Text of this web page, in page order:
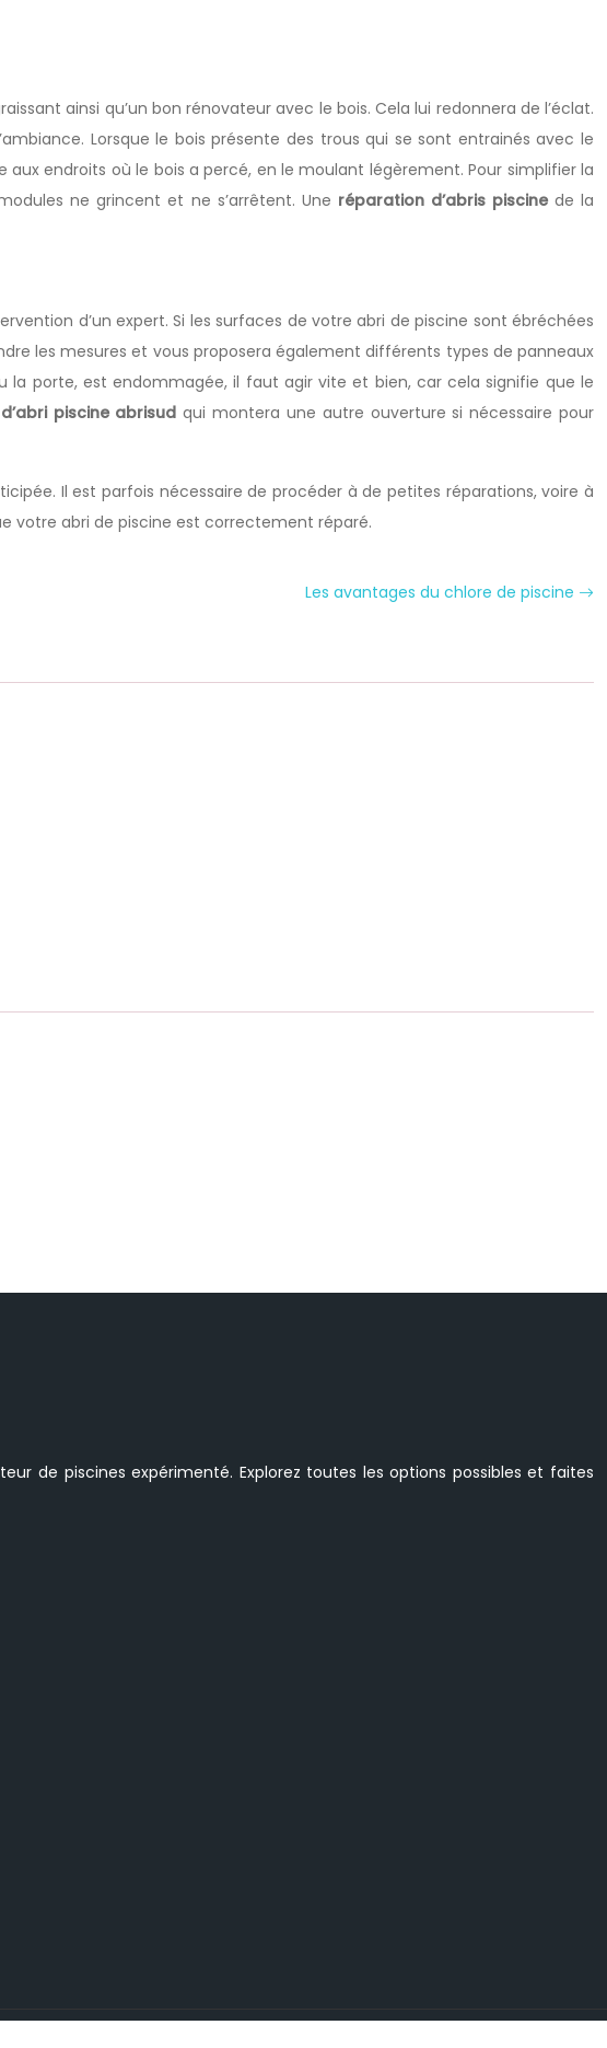
ainsi qu’un bon rénovateur avec le bois. Cela lui redonnera de l’éclat.
Lorsque le bois présente des trous qui se sont entrainés avec le
endroits où le bois a percé, en le moulant légèrement. Pour simplifier la
ne grincent et ne s’arrêtent. Une réparation d’abris piscinede la
d’un expert. Si les surfaces de votre abri de piscine sont ébréchées
les mesures et vous proposera également différents types de panneaux
la porte, est endommagée, il faut agir vite et bien, car cela signifie que le
piscine abrisud qui montera une autre ouverture si nécessaire pour
Il est parfois nécessaire de procéder à de petites réparations, voire à
votre abri de piscine est correctement réparé.
Les avantages du chlore de piscine
de piscines expérimenté. Explorez toutes les options possibles et faites